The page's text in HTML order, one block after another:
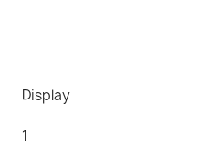
Display
1